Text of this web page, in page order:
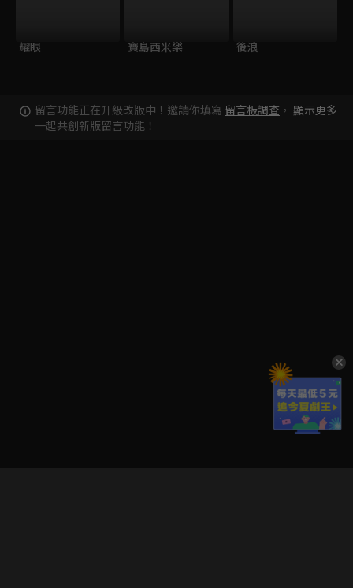
耀眼 寶島西米樂 後浪
留言功能正在升級改版中！邀請你填寫 留言板調查 ，
一起共創新版留言功能！
顯示更多